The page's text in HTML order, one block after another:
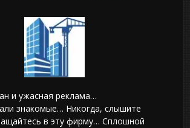
и ужасная реклама…
знакомые… Никогда, слышите
в эту фирму… Сплошной